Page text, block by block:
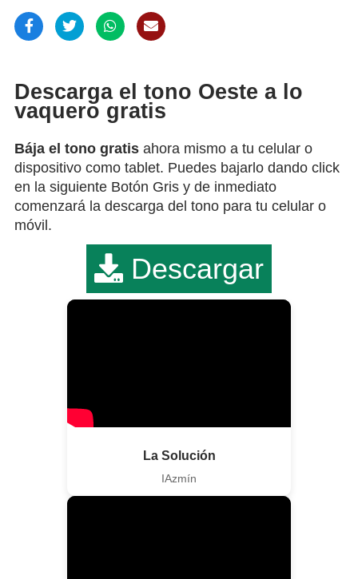
Descarga el tono Oeste a lo
vaquero gratis
Bája el tono gratis ahora mismo a tu celular o
dispositivo como tablet. Puedes bajarlo dando click
en la siguiente Botón Gris y de inmediato
comenzará la descarga del tono para tu celular o
móvil.
Descargar
La Solución
IAzmín